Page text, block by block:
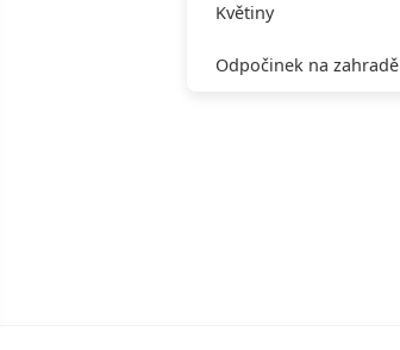
Květiny
Odpočinek na zahradě